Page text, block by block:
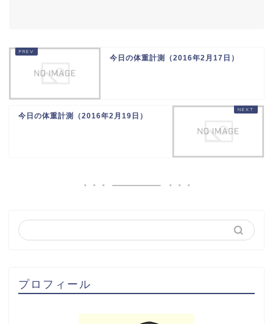
今日の体重計測（2016年2月17日）
今日の体重計測（2016年2月19日）
プロフィール